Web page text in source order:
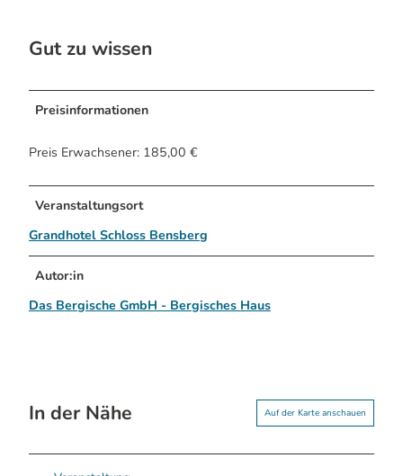
Gut zu wissen
Preisinformationen
Preis Erwachsener: 185,00 €
Veranstaltungsort
Grandhotel Schloss Bensberg
Autor:in
Das Bergische GmbH - Bergisches Haus
In der Nähe Auf der Karte anschauen